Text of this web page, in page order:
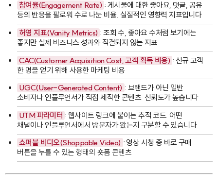
참여율(Engagement Rate) : 게시물에 대한 좋아요, 댓글, 공유
등의 반응을 팔로워 수로 나눈 비율. 실질적인 영향력 지표입니다
허영 지표(Vanity Metrics) : 조회 수, 좋아요 수처럼 보기에는
좋지만 실제 비즈니스 성과와 직결되지 않는 지표
CAC(Customer Acquisition Cost, 고객 획득 비용) : 신규 고객
한 명을 얻기 위해 사용한 마케팅 비용
UGC(User-Generated Content) : 브랜드가 아닌 일반
소비자나 인플루언서가 직접 제작한 콘텐츠. 신뢰도가 높습니다
UTM 파라미터 : 웹사이트 링크에 붙이는 추적 코드. 어떤
채널이나 인플루언서에서 방문자가 왔는지 구분할 수 있습니다
쇼퍼블 비디오(Shoppable Video) : 영상 시청 중 바로 구매
버튼을 누를 수 있는 형태의 숏폼 콘텐츠